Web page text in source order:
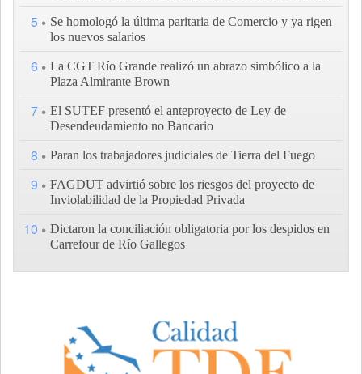
5
Se homologó la última paritaria de Comercio y ya rigen
los nuevos salarios
6
La CGT Río Grande realizó un abrazo simbólico a la
Plaza Almirante Brown
7
El SUTEF presentó el anteproyecto de Ley de
Desendeudamiento no Bancario
8 Paran los trabajadores judiciales de Tierra del Fuego
9
FAGDUT advirtió sobre los riesgos del proyecto de
Inviolabilidad de la Propiedad Privada
10
Dictaron la conciliación obligatoria por los despidos en
Carrefour de Río Gallegos